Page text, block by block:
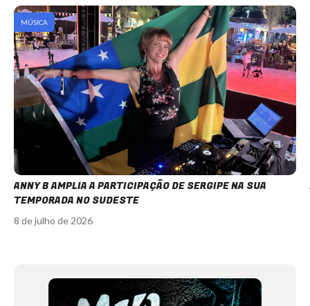
MÚSICA
ANNY B AMPLIA A PARTICIPAÇÃO DE SERGIPE NA SUA
TEMPORADA NO SUDESTE
8 de julho de 2026